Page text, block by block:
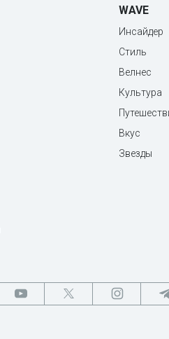
WAVE
Инсайдер
Стиль
Велнес
Культура
Вкус
Звезды